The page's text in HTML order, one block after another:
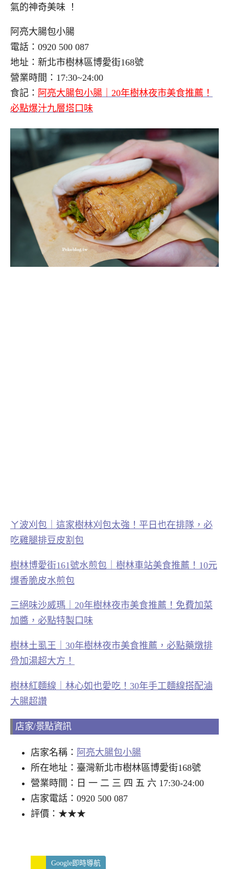
氣的神奇美味
！
阿亮大腸包小腸
電話：0920 500 087
地址：新北市樹林區博愛街168號
營業時間：17:30~24:00
食記： 阿亮大腸包小腸｜20年樹林夜市美食推薦！
必點爆汁九層塔口味
ㄚ波刈包｜這家樹林刈包太強！平日也在排隊，必
吃雞腿排豆皮割包
樹林博愛街161號水煎包｜樹林車站美食推薦！10元
爆香脆皮水煎包
三絕味沙威瑪｜20年樹林夜市美食推薦！免費加菜
加醬，必點特製口味
樹林土虱王｜30年樹林夜市美食推薦，必點藥燉排
骨加湯超大方！
樹林紅麵線｜林心如也愛吃！30年手工麵線搭配滷
大腸超讚
店家/景點資訊
店家名稱： 阿亮大腸包小腸
所在地址：臺灣新北市樹林區博愛街168號
營業時間：日 一 二 三 四 五 六 17:30-24:00
店家電話：0920 500 087
評價：★★★
Google即時導航